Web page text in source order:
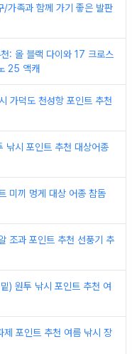
/가족과 함께 가기 좋은 발판
: 올 블랙 다이와 17 크로스
25 액캐
가덕도 천성항 포인트 추천
낚시 포인트 추천 대상어종
미끼 멍게 대상 어종 참돔
조과 포인트 추천 선풍기 추
) 원투 낚시 포인트 추천 여
포인트 추천 여름 낚시 장